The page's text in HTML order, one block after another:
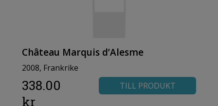
Château Marquis d’Alesme
2008, Frankrike
338.00
kr
TILL PRODUKT